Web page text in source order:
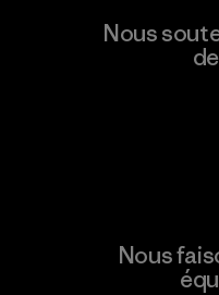
Nous
Nous